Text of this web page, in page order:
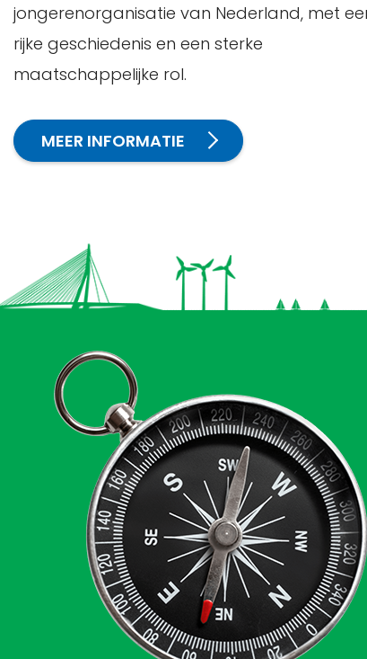
jongerenorganisatie van Nederland, met
rijke geschiedenis en een sterke
maatschappelijke rol.
MEER INFORMATIE